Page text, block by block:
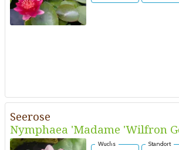
Seerose
Nymphaea 'Madame 'Wilfron
Wuchs Standort